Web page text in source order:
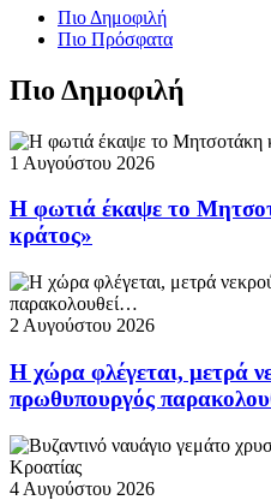
Πιο Δημοφιλή
Πιο Πρόσφατα
Πιο Δημοφιλή
1 Αυγούστου 2026
Η φωτιά έκαψε το
κράτος»
2 Αυγούστου 2026
Η χώρα φλέγεται, μετρά
πρωθυπουργός
4 Αυγούστου 2026